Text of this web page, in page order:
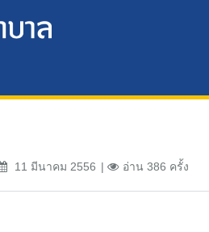
11 มีนาคม 2556 อ่าน 386 ครั้ง